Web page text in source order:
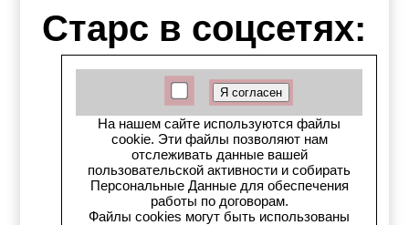
Старс в соцсетях:
Старс вКонтакте
Старс в YouTube
Телеграм-канал
Старс на Drom.ru
На нашем сайте используются файлы
cookie. Эти файлы позволяют нам
отслеживать данные вашей
пользовательской активности и собирать
Персональные Данные для обеспечения
работы по договорам.
Файлы cookies могут быть использованы